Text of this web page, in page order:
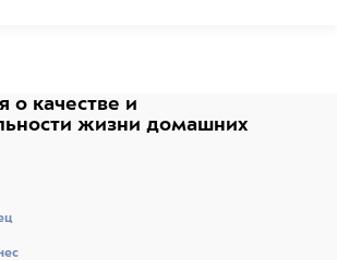
для осмотра, перевязочных и
работ. СВУ-1
клиниках, службах и
о качестве и
жизни домашних